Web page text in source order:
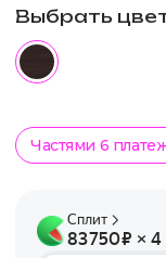
Выбрать
Частями 6